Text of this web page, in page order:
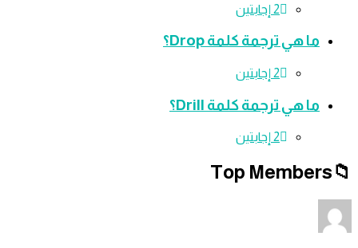
ما هي ترجمة كلمة Drop؟
ما هي ترجمة كلمة Drill؟
Top